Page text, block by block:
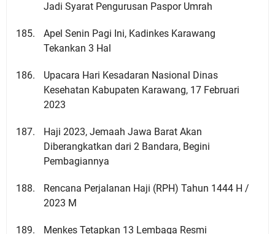
Jadi Syarat Pengurusan Paspor Umrah
Apel Senin Pagi Ini, Kadinkes Karawang
Tekankan 3 Hal
Upacara Hari Kesadaran Nasional Dinas
Kesehatan Kabupaten Karawang, 17 Februari
2023
Haji 2023, Jemaah Jawa Barat Akan
Diberangkatkan dari 2 Bandara, Begini
Pembagiannya
Rencana Perjalanan Haji (RPH) Tahun 1444 H /
2023 M
Menkes Tetapkan 13 Lembaga Resmi